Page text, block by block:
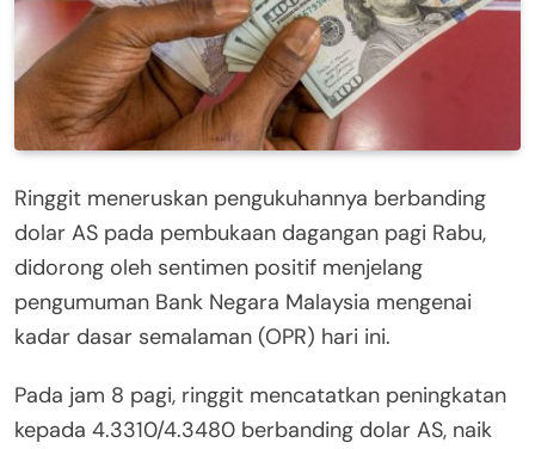
Ringgit meneruskan pengukuhannya berbanding
dolar AS pada pembukaan dagangan pagi Rabu,
didorong oleh sentimen positif menjelang
pengumuman Bank Negara Malaysia mengenai
kadar dasar semalaman (OPR) hari ini.
Pada jam 8 pagi, ringgit mencatatkan peningkatan
kepada 4.3310/4.3480 berbanding dolar AS, naik